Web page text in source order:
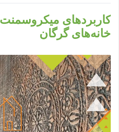
کاربردهای
خانه‌های گرگان